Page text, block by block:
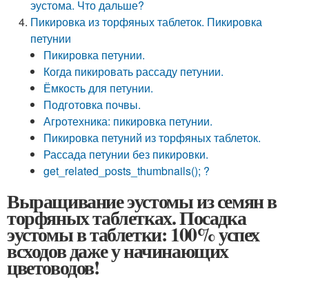
эустома. Что дальше?
Пикировка из торфяных таблеток. Пикировка
петунии
Пикировка петунии.
Когда пикировать рассаду петунии.
Ёмкость для петунии.
Подготовка почвы.
Агротехника: пикировка петунии.
Пикировка петуний из торфяных таблеток.
Рассада петунии без пикировки.
get_related_posts_thumbnails(); ?
Выращивание эустомы из семян в
торфяных таблетках. Посадка
эустомы в таблетки: 100% успех
всходов даже у начинающих
цветоводов!